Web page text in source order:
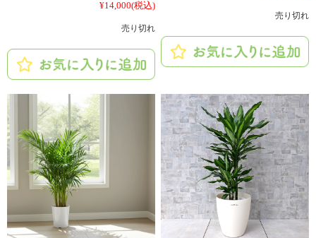
¥14,000(税込)
売り切れ
売り切れ